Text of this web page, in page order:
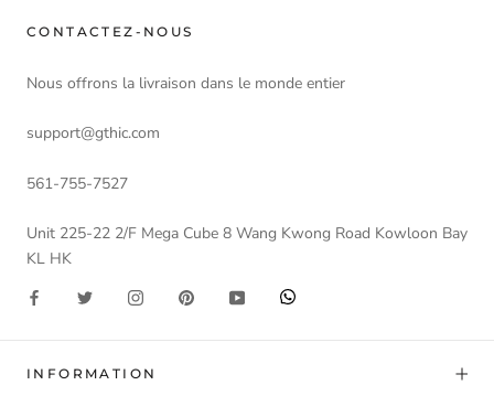
CONTACTEZ-NOUS
Nous offrons la livraison dans le monde entier
support@gthic.com
561-755-7527
Unit 225-22 2/F Mega Cube 8 Wang Kwong Road Kowloon Bay
KL HK
INFORMATION